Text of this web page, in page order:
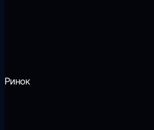
Ринок